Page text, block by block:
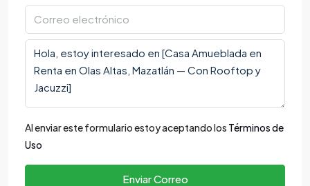
Al enviar este formulario estoy aceptando los Términos de
Uso
Enviar Correo